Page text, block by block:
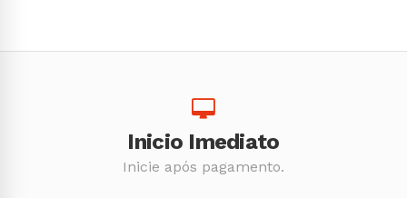
Inicio Imediato
Inicie após pagamento.